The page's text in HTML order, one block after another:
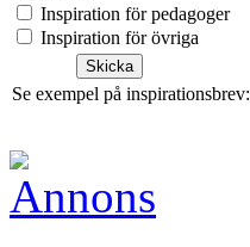
Inspiration för pedagoger
Inspiration för övriga
Se exempel på inspirationsbrev: